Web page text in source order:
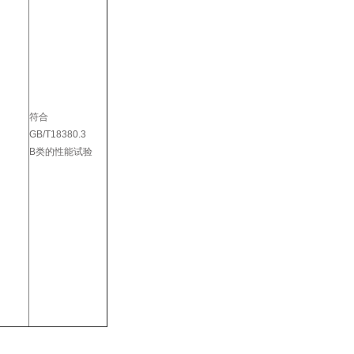
符合
GB/T18380.3
B类的性能试验